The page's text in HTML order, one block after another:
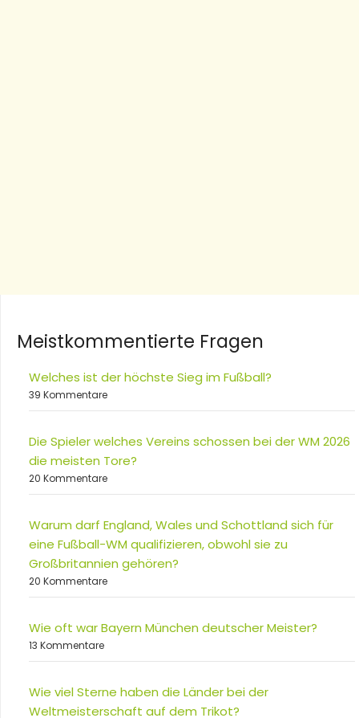
Meistkommentierte Fragen
Welches ist der höchste Sieg im Fußball?
39 Kommentare
Die Spieler welches Vereins schossen bei der WM 2026
die meisten Tore?
20 Kommentare
Warum darf England, Wales und Schottland sich für
eine Fußball-WM qualifizieren, obwohl sie zu
Großbritannien gehören?
20 Kommentare
Wie oft war Bayern München deutscher Meister?
13 Kommentare
Wie viel Sterne haben die Länder bei der
Weltmeisterschaft auf dem Trikot?